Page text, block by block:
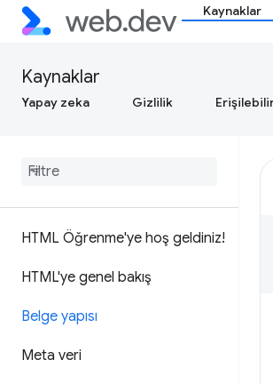
Kaynaklar
Kaynaklar
Yapay zeka Gizlilik
HTML Öğrenme'ye hoş geldiniz!
HTML'ye genel bakış
Belge yapısı
Meta veri